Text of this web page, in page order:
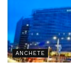
ANCHETE